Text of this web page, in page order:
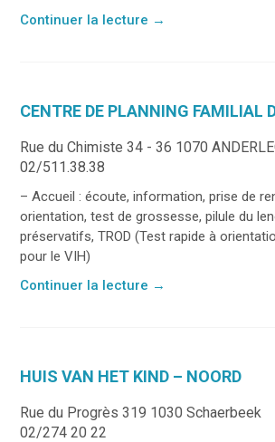
Continuer la lecture →
CENTRE DE PLANNING FAMILIAL
Rue du Chimiste 34 - 36 1070
02/511.38.38
– Accueil : écoute, information, prise de
orientation, test de grossesse, pilule du
préservatifs, TROD (Test rapide à
pour le VIH)
Continuer la lecture →
HUIS VAN HET KIND – NOORD
Rue du Progrès 319 1030 Schaerbeek
02/274 20 22